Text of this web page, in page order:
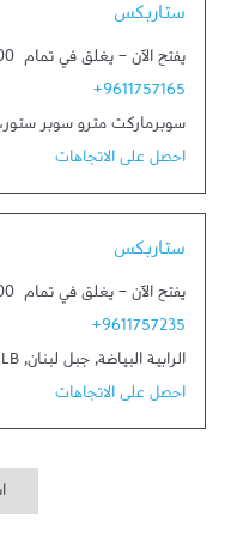
ستاربكس
يفتح الآن - يغلق في تمام
+9611757165
سوبرماركت مترو سوبر
احصل على الاتجاهات
ستاربكس
يفتح الآن - يغلق في تمام
+9611757235
الرابية البياضة, جبل لبنان,
LB
احصل على الاتجاهات